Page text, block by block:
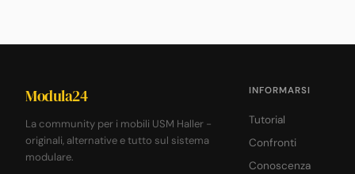
Modula24
La community per i mobili USM Haller -
originali, alternative e tutto sul sistema
modulare.
INFORMARSI
Tutorial
Confronti
Conoscenza